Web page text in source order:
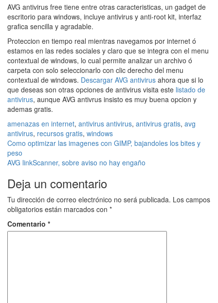
AVG antivirus free tiene entre otras caracteristicas, un gadget de
escritorio para windows, incluye antivirus y anti-root kit, interfaz
grafica sencilla y agradable.
Proteccion en tiempo real mientras navegamos por internet ó
estamos en las redes sociales y claro que se integra con el menu
contextual de windows, lo cual permite analizar un archivo ó
carpeta con solo seleccionarlo con clic derecho del menu
contextual de windows. Descargar AVG antivirus ahora que si lo
que deseas son otras opciones de antivirus visita este listado de
antivirus, aunque AVG antivrus insisto es muy buena opcion y
ademas gratis.
amenazas en internet, antivirus antivirus, antivirus gratis, avg
antivirus, recursos gratis, windows
Navegación
de
entradas
Como optimizar las imagenes con GIMP, bajandoles los bites y
peso
AVG linkScanner, sobre aviso no hay engaño
Deja un comentario
Tu dirección de correo electrónico no será publicada. Los campos
obligatorios están marcados con *
Comentario *